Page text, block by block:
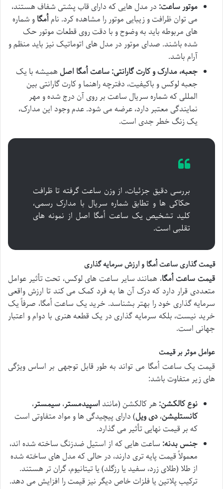
موتور ساعت: در مدل هایی که دارای قاب پشتی شفاف هستند،
می توان ظرافت و زیبایی موتور را مشاهده کرد. ناماُمگاو شماره
های مربوطه باید به وضوح و با دقت روی قطعات موتور حک
شده باشند. صدای موتور در مدل های اتوماتیک نیز باید منظم و
آرام باشد.
جعبه، مدارک و کارت گارانتی:ساعت اُمگا اصل همیشه با یک
جعبه لوکس و باکیفیت، دفترچه راهنما و کارت گارانتی بین
المللی که شماره سریال ساعت بر روی آن درج شده و مهر
نمایندگی معتبر دارد، عرضه می شود. عدم وجود این مدارک،
یک زنگ خطر جدی است.
بررسی دقیق جزئیات، از وزن ساعت گرفته تا ظرافت
حکاکی ها و تطابق شماره سریال با مدارک رسمی،
کلید تشخیص یک ساعت اُمگا اصل از نمونه های
تقلبی است.
قیمت گذاری ساعت اُمگا و ارزش سرمایه گذاری
قیمت ساعت اُمگا، همانند سایر ساعت های لوکس، تحت تأثیر عوامل
متعددی قرار دارد که درک آن ها به فرد کمک می کند تا ارزش واقعی
سرمایه گذاری خود را بهتر بشناسد. خرید یک ساعت اُمگا، صرفاً یک
خرید نیست، بلکه سرمایه گذاری در یک قطعه هنری با دوام و اعتبار
جهانی است.
عوامل موثر بر قیمت
قیمت یک ساعت اُمگا می تواند به طور قابل توجهی بر اساس ویژگی
های زیر متفاوت باشد:
نوع کالکشن: هر کالکشن (مانند اسپیدمستر،سیمستر،
کانستلیشن،دی ویل) دارای پیچیدگی ها و مواد متفاوتی است
که بر قیمت نهایی تأثیر می گذارد.
جنس بدنه: ساعت هایی که از استیل ضدزنگ ساخته شده اند،
معمولاً قیمت پایه تری دارند، در حالی که مدل های ساخته شده
از طلا (طلای زرد، سفید یا رزگلد) یا تیتانیوم، گران تر هستند.
ترکیب پلاتین یا فلزات خاص دیگر نیز قیمت را افزایش می دهد.